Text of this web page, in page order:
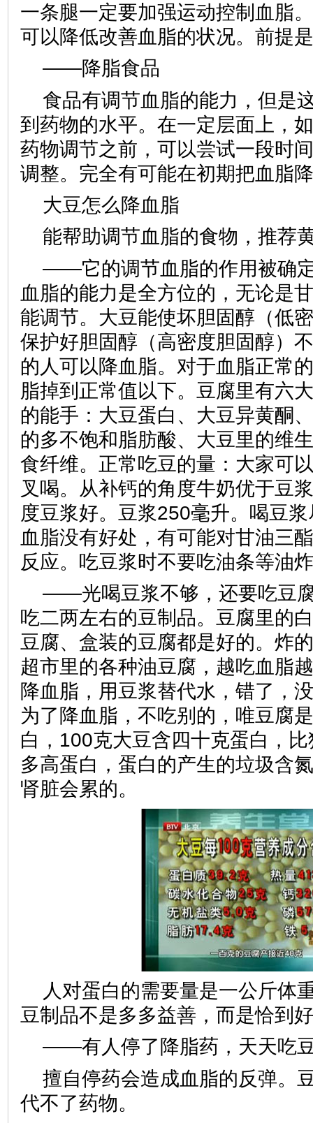
一条腿一定要加强运动控制血脂
可以降低改善血脂的状况。前提
——降脂食品
食品有调节血脂的能力，但是
到药物的水平。在一定层面上，
药物调节之前，可以尝试一段时
调整。完全有可能在初期把血脂
大豆怎么降血脂
能帮助调节血脂的食物，推荐
——它的调节血脂的作用被确
血脂的能力是全方位的，无论是
能调节。大豆能使坏胆固醇（低
保护好胆固醇（高密度胆固醇）
的人可以降血脂。对于血脂正常
脂掉到正常值以下。豆腐里有六
的能手：大豆蛋白、大豆异黄酮
的多不饱和脂肪酸、大豆里的维
食纤维。正常吃豆的量：大家可
叉喝。从补钙的角度牛奶优于豆
度豆浆好。豆浆250毫升。喝豆
血脂没有好处，有可能对甘油三
反应。吃豆浆时不要吃油条等油
——光喝豆浆不够，还要吃豆
吃二两左右的豆制品。豆腐里的
豆腐、盒装的豆腐都是好的。炸
超市里的各种油豆腐，越吃血脂
降血脂，用豆浆替代水，错了，
为了降血脂，不吃别的，唯豆腐
白，100克大豆含四十克蛋白，
多高蛋白，蛋白的产生的垃圾含
肾脏会累的。
人对蛋白的需要量是一公斤体
豆制品不是多多益善，而是恰到
——有人停了降脂药，天天吃
擅自停药会造成血脂的反弹。
代不了药物。